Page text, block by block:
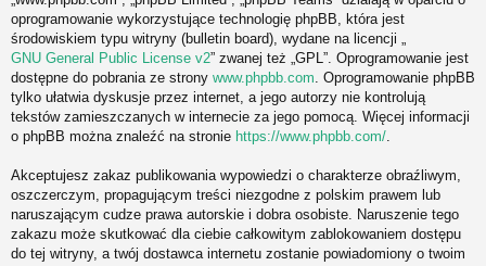
oprogramowanie wykorzystujące technologię phpBB, która jest
środowiskiem typu witryny (bulletin board), wydane na licencji „
GNU General Public License v2” zwanej też „GPL”. Oprogramowanie jest
dostępne do pobrania ze strony www.phpbb.com . Oprogramowanie phpBB
tylko ułatwia dyskusje przez internet, a jego autorzy nie kontrolują
tekstów zamieszczanych w internecie za jego pomocą. Więcej informacji
o phpBB można znaleźć na stronie https://www.phpbb.com/
Akceptujesz zakaz publikowania wypowiedzi o charakterze obraźliwym,
oszczerczym, propagującym treści niezgodne z polskim prawem lub
naruszającym cudze prawa autorskie i dobra osobiste. Naruszenie tego
zakazu może skutkować dla ciebie całkowitym zablokowaniem dostępu
do tej witryny, a twój dostawca internetu zostanie powiadomiony o twoim